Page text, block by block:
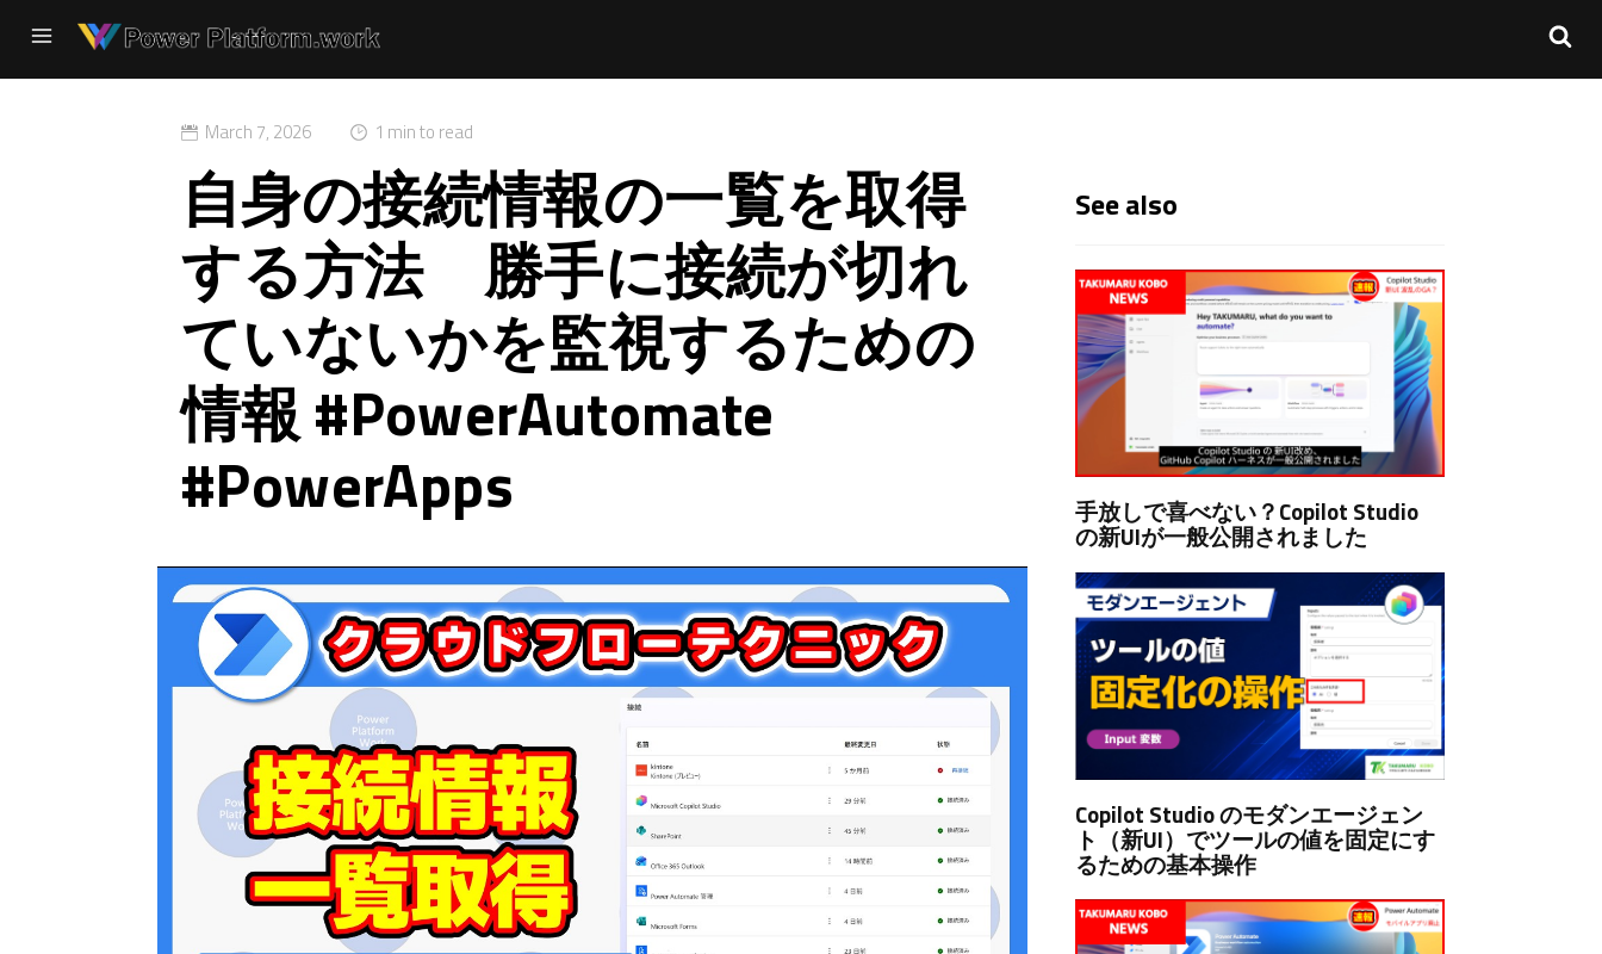
March 7, 2026 1 min to read
自身の接続情報の一覧を取得
する方法 勝手に接続が切れ
ていないかを監視するための
情報 #PowerAutomate
#PowerApps
See also
手放しで喜べない？Copilot Studio
の新UIが一般公開されました
Copilot Studio のモダンエージェン
ト（新UI）でツールの値を固定にす
るための基本操作